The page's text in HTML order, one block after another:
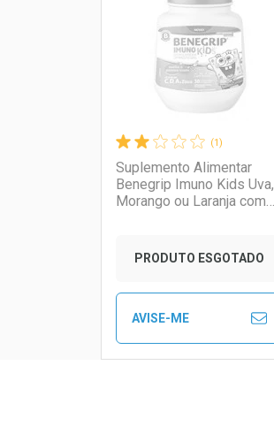
Ver Desconto Convênio
(1)
Suplemento Alimentar
Benegrip Imuno Kids Uva,
Morango ou Laranja com
PRODUTO ESGOTADO
AVISE-ME